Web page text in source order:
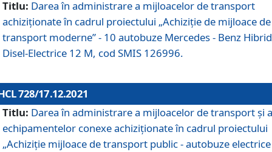
Titlu: Darea în administrare a mijloacelor de transport
achiziționate în cadrul proiectului „Achiziţie de mijloace de
transport moderne” - 10 autobuze Mercedes - Benz Hibrid
Disel-Electrice 12 M, cod SMIS 126996.
728/17.12.2021
Titlu: Darea în administrare a mijloacelor de transport și a
echipamentelor conexe achiziționate în cadrul proiectului
„Achiziție mijloace de transport public - autobuze